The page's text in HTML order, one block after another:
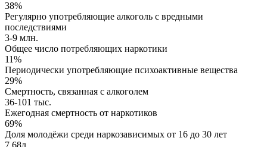
38%
Регулярно употребляющие алкоголь с вредными
последствиями
3-9 млн.
Общее число потребляющих наркотики
11%
Периодически употребляющие психоактивные вещества
29%
Смертность, связанная с алкоголем
36-101 тыс.
Ежегодная смертность от наркотиков
69%
Доля молодёжи среди наркозависимых от 16 до 30 лет